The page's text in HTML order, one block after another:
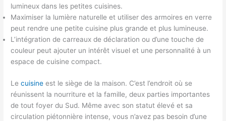
lumineux dans les petites cuisines.
Maximiser la lumière naturelle et utiliser des armoires en verre
peut rendre une petite cuisine plus grande et plus lumineuse.
L’intégration de carreaux de déclaration ou d’une touche de
couleur peut ajouter un intérêt visuel et une personnalité à un
espace de cuisine compact.
Lecuisine est le siège de la maison. C’est l’endroit où se
réunissent la nourriture et la famille, deux parties importantes
de tout foyer du Sud. Même avec son statut élevé et sa
circulation piétonnière intense, vous n’avez pas besoin d’une